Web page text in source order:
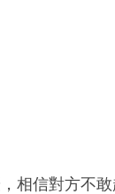
相信對方不